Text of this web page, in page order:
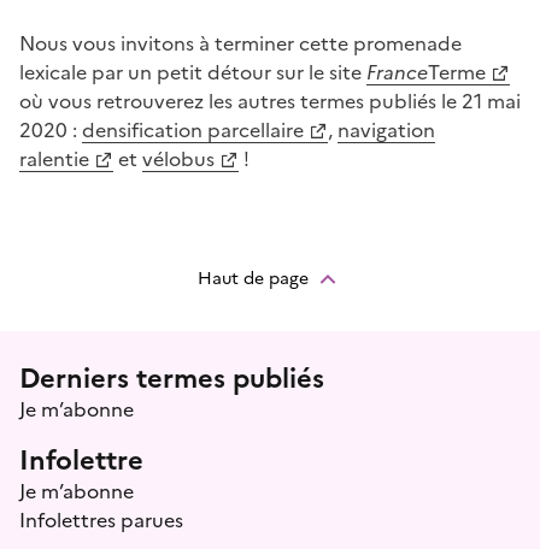
Nous vous invitons à terminer cette promenade
lexicale par un petit détour sur le site FranceTerme
où vous retrouverez les autres termes publiés le 21 mai
2020 : densification parcellaire , navigation
ralentie
et vélobus !
Haut de page
Menu prefooter
Derniers termes publiés
Je m’abonne
Infolettre
Je m’abonne
Infolettres parues